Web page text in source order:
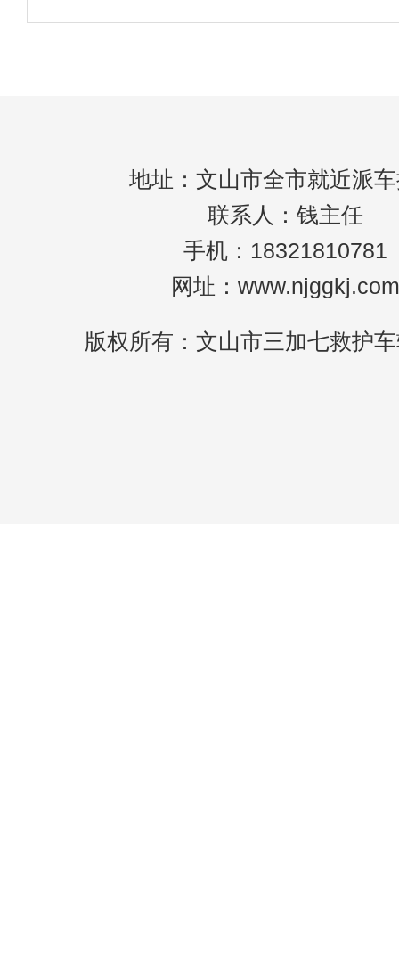
救护
点。其中，医疗驻场服务作为一种重要保障
地址：文山市全市就近派
联系人：钱主任
手机：18321810781
网址：www.njggkj.com
版权所有：文山市三加七救护